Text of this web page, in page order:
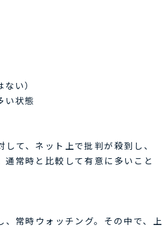
い）
い状態
て、ネット上で批判が殺到し、
常時と比較して有意に多いこと
常時ウォッチング。その中で、上